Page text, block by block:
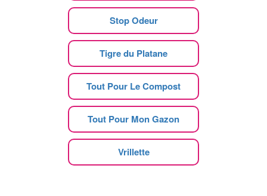
Stop Odeur
Tigre du Platane
Tout Pour Le Compost
Tout Pour Mon Gazon
Vrillette